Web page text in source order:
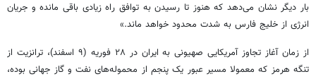
بار دیگر نشان می‌دهد که هنوز تا رسیدن به توافق راه زیادی باقی مانده و جریان
انرژی از خلیج فارس به شدت محدود خواهد ماند.»
از زمان آغاز تجاوز آمریکایی صهیونی به ایران در ۲۸ فوریه (۹ اسفند)، ترانزیت از
تنگه هرمز که معمولا مسیر عبور یک پنجم از محموله‌های نفت و گاز جهانی بوده،